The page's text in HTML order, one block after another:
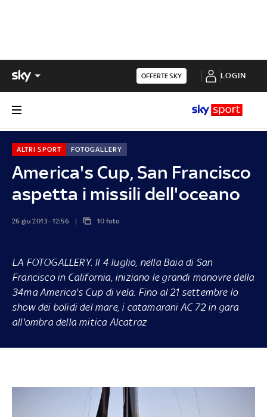
OFFERTE SKY LOGIN
America's Cup, San Francisco
aspetta i missili dell'oceano
ALTRI SPORT FOTOGALLERY
26 giu 2013 - 12:56 10 foto
LA FOTOGALLERY. Il 4 luglio, nella Baia di San
Francisco in California, iniziano le grandi manovre della
34ma America's Cup di vela. Fino al 21 settembre lo
show dei bolidi del mare, i catamarani AC 72 in gara
all'ombra della mitica Alcatraz